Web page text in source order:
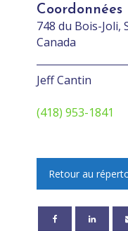
Coordonnées
748 du Bois-Joli,
Canada
Jeff Cantin
(418) 953-1841
Retour au